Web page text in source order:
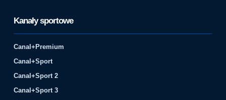
Kanały sportowe
Canal+Premium
Canal+Sport
Canal+Sport 2
Canal+Sport 3